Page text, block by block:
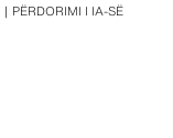
PËRDORIMI I IA-SË